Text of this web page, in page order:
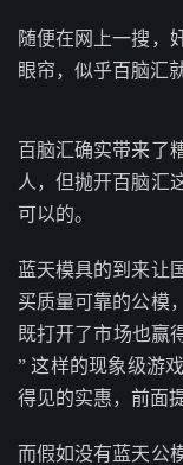
随便在网上一搜，
眼帘，似乎百脑汇
百脑汇确实带来了
人，但抛开百脑汇
可以的。
蓝天模具的到来让
买质量可靠的公模
既打开了市场也赢
” 这样的现象级游
得见的实惠，前面
而假如没有蓝天公